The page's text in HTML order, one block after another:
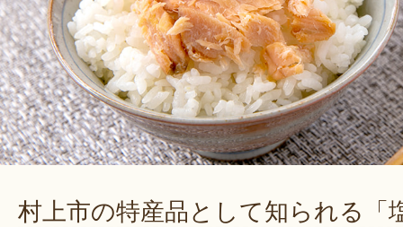
村上市の特産品として知られる「